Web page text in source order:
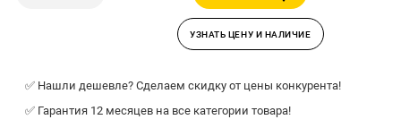
УЗНАТЬ ЦЕНУ И НАЛИЧИЕ
✅ Нашли дешевле? Сделаем скидку от цены конкурента!
✅ Гарантия 12 месяцев на все категории товара!